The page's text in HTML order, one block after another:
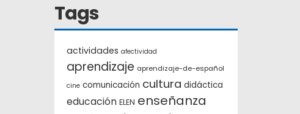
Tags
actividades afectividad
aprendizaje aprendizaje-de-español
cine comunicación cultura didáctica
educación ELEN enseñanza